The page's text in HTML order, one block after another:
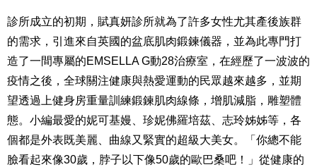
診所成立的初期，賦真妍診所就為了許多女性尤其產後族群
的需求，引進來自英國的盆底肌肉鍛鍊儀器，並為此專門打
造了一間專屬的EMSELLA G動28治療室，在經歷了一波波的
疫情之後，全球關注健康與熱愛運動的民眾越來越多，並期
望透過上健身房重量訓練鍛鍊肌肉線條，增肌減脂，雕塑體
態。小編最愛的妮可基嫚、 珍妮佛羅培茲、 志玲姊姊等，各
個都是外表既美麗、曲線又緊實的超級大美女。「你總不能
臉看起來像30歲，脖子以下像50歲的歐巴桑吧！」從健康的